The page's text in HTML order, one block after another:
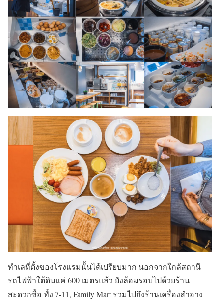
ทำเลที่ตั้งของโรงแรมนั้นได้เปรียบมาก นอกจากใกล้สถานี
รถไฟฟ้าใต้ดินแค่ 600 เมตรแล้ว ยังล้อมรอบไปด้วยร้าน
สะดวกซื้อ ทั้ง 7-11, Family Mart รวมไปถึงร้านเครื่องสำอาง